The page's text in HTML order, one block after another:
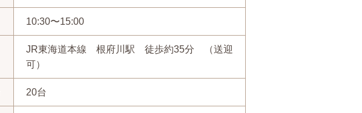
10:30〜15:00
JR東海道本線 根府川駅 徒歩約35分 （送迎
可）
20台